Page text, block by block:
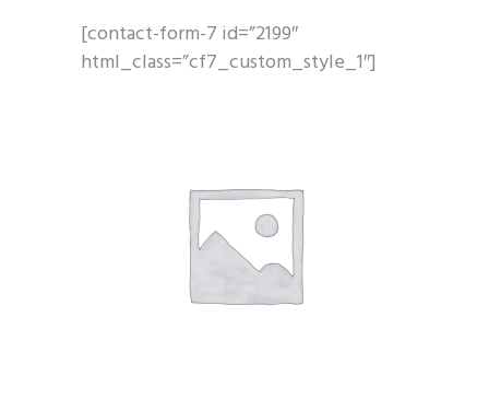
[contact-form-7 id=”2199″
html_class=”cf7_custom_style_1″]